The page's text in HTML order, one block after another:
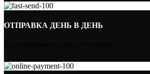
ОТПРАВКА ДЕНЬ В ДЕНЬ